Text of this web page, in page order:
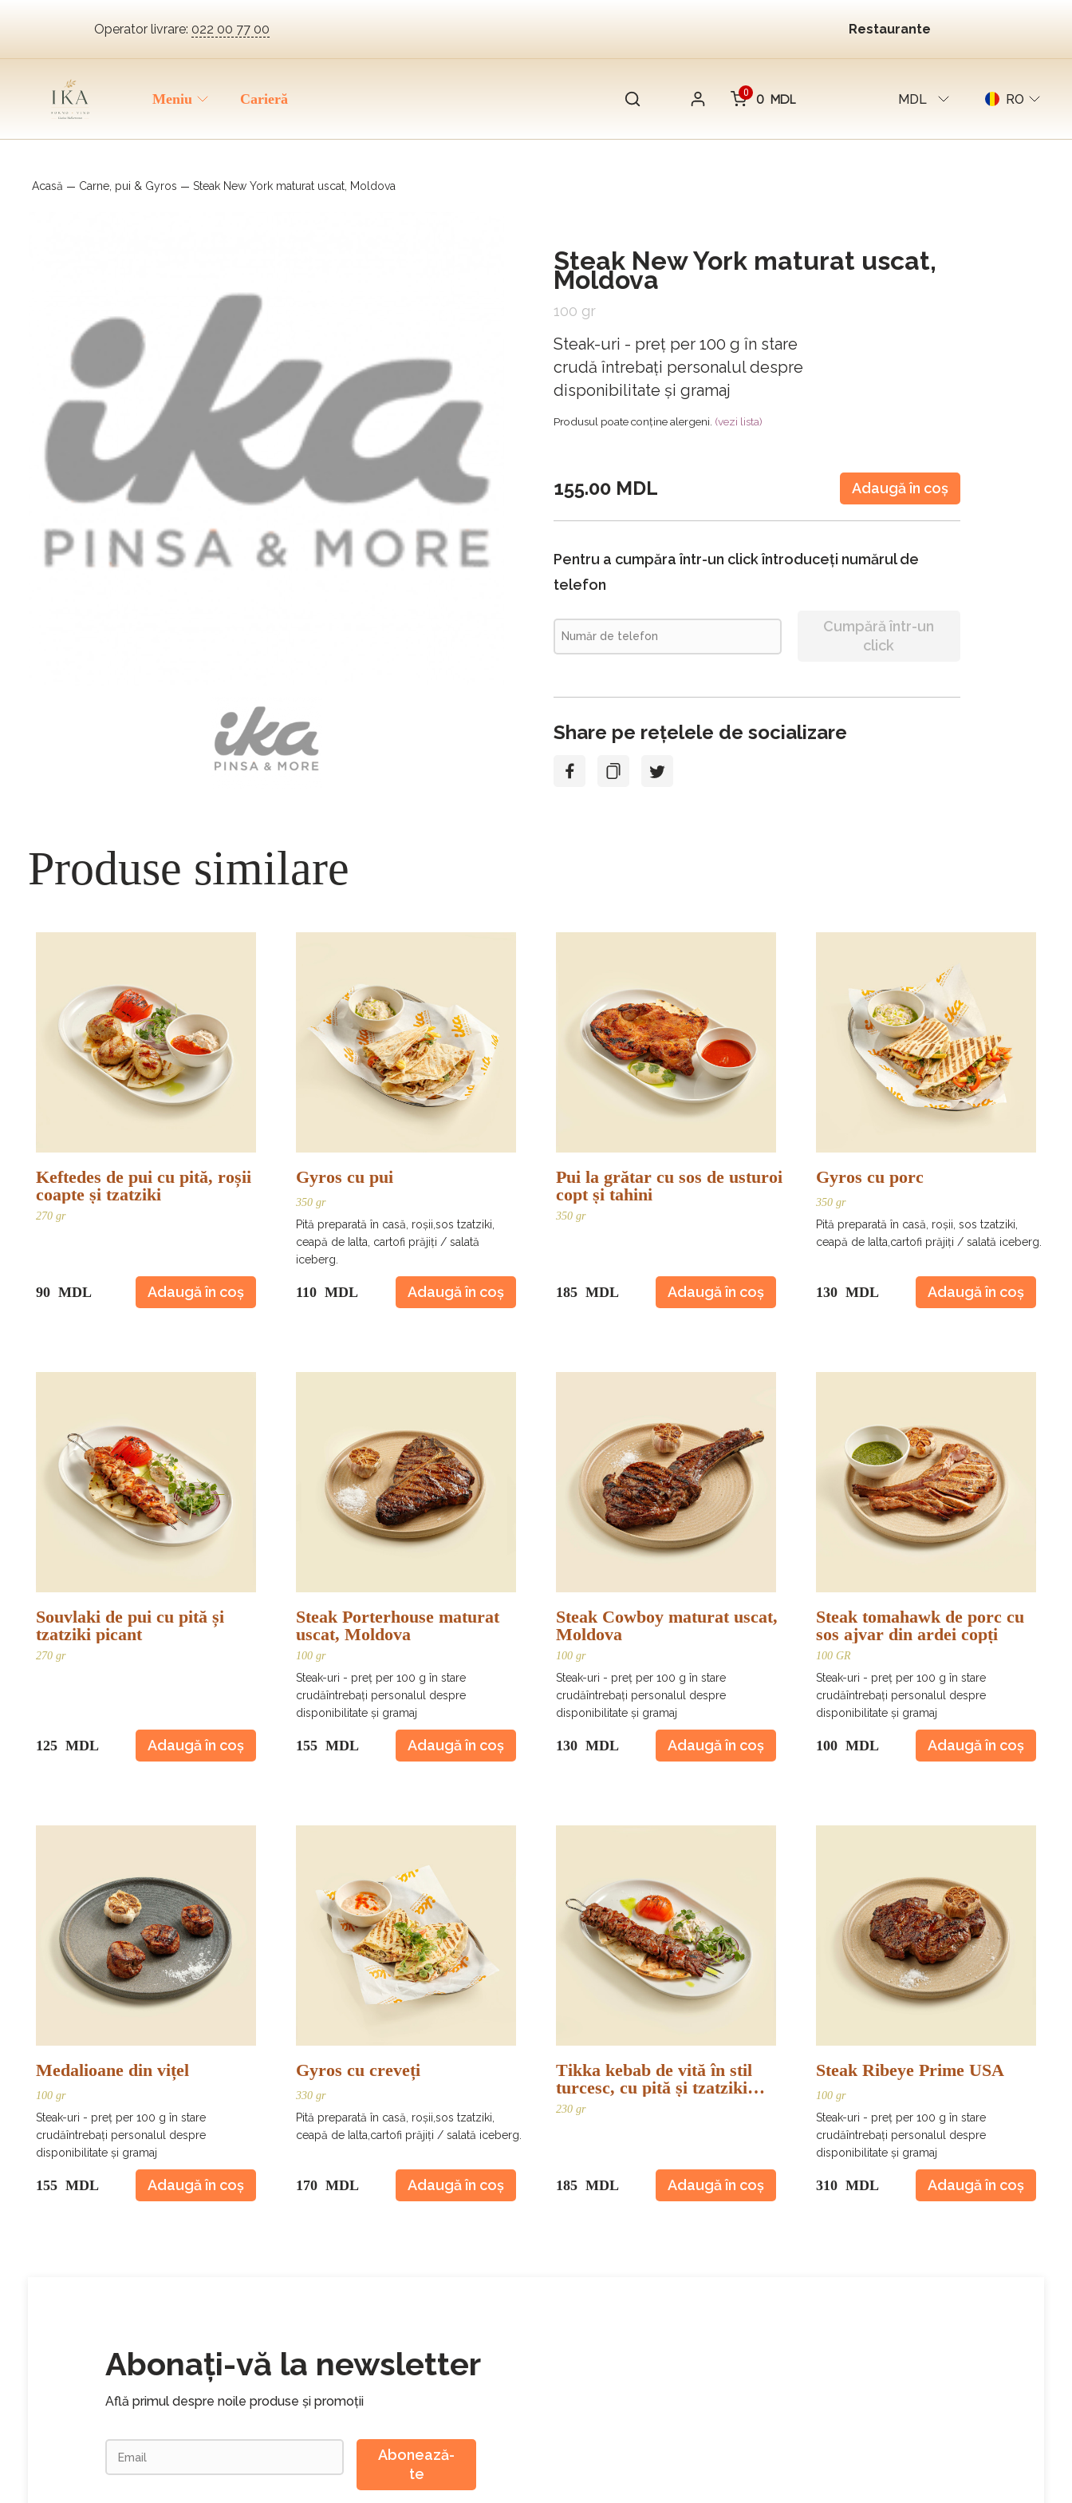
Operator livrare:022 00 77 00 Restaurante
Meniu Carieră 0 0 MDL MDL RO
Acasă Carne, pui & Gyros Steak New York maturat uscat, Moldova
Steak New York maturat uscat,
Moldova
100 gr
Steak-uri - preț per 100 g în stare
crudă întrebați personalul despre
disponibilitate și gramaj
Produsul poate conține alergeni. (vezi lista)
155.00 MDL Adaugă în coș
Pentru a cumpăra într-un click întroduceți numărul de
telefon
Cumpără într-un
click
Share pe rețelele de socializare
Produse similare
Keftedes de pui cu pită, roșii
coapte și tzatziki
270 gr
90 MDL Adaugă în coș
Gyros cu pui
350 gr
Pită preparată în casă, roșii,sos tzatziki,
ceapă de Ialta, cartofi prăjiți / salată
iceberg.
110 MDL Adaugă în coș
Pui la grătar cu sos de usturoi
copt și tahini
350 gr
185 MDL Adaugă în coș
Gyros cu porc
350 gr
Pită preparată în casă, roșii, sos tzatziki,
ceapă de Ialta,cartofi prăjiți / salată iceberg.
130 MDL Adaugă în coș
Souvlaki de pui cu pită și
tzatziki picant
270 gr
125 MDL Adaugă în coș
Steak Porterhouse maturat
uscat, Moldova
100 gr
Steak-uri - preț per 100 g în stare
crudăîntrebați personalul despre
disponibilitate și gramaj
155 MDL Adaugă în coș
Steak Cowboy maturat uscat,
Moldova
100 gr
Steak-uri - preț per 100 g în stare
crudăîntrebați personalul despre
disponibilitate și gramaj
130 MDL Adaugă în coș
Steak tomahawk de porc cu
sos ajvar din ardei copți
100 GR
Steak-uri - preț per 100 g în stare
crudăîntrebați personalul despre
disponibilitate și gramaj
100 MDL Adaugă în coș
Medalioane din vițel
100 gr
Steak-uri - preț per 100 g în stare
crudăîntrebați personalul despre
disponibilitate și gramaj
155 MDL Adaugă în coș
Gyros cu creveți
330 gr
Pită preparată în casă, roșii,sos tzatziki,
ceapă de Ialta,cartofi prăjiți / salată iceberg.
170 MDL Adaugă în coș
Tikka kebab de vită în stil
turcesc, cu pită și tzatziki
picant
230 gr
185 MDL Adaugă în coș
Steak Ribeye Prime USA
100 gr
Steak-uri - preț per 100 g în stare
crudăîntrebați personalul despre
disponibilitate și gramaj
310 MDL Adaugă în coș
Abonați-vă la newsletter
Află primul despre noile produse și promoții
Abonează-
te